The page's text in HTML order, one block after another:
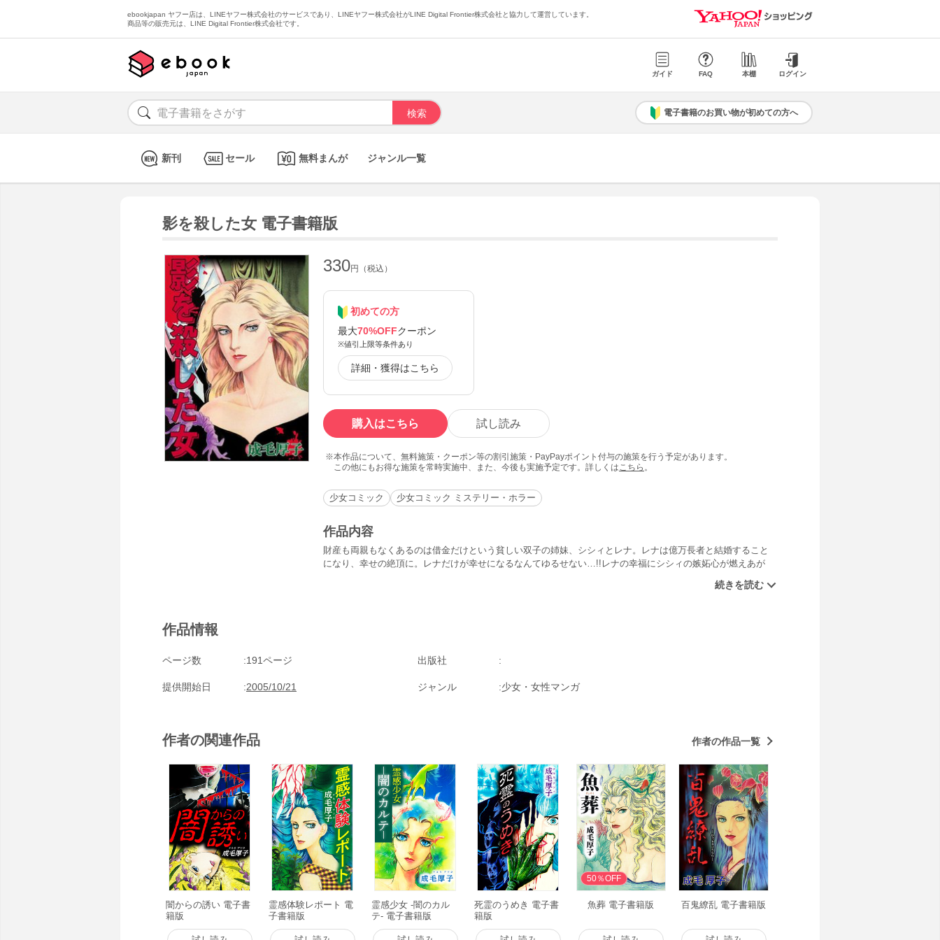
ebookjapan ヤフー店は、LINEヤフー株式会社のサービスであり、LINEヤフー株式会社がLINE Digital Frontier株式会社と協力して運営しています。
商品等の販売元は、LINE Digital Frontier株式会社です。
ガイド FAQ 本棚 ログイン
電子書籍のお買い物が初めての方へ
新刊 セール 無料まんが ジャンル一覧
影を殺した女 電子書籍版
330円（税込）
初めての方
最大70%OFFクーポン
※値引上限等条件あり
詳細・獲得はこちら
購入はこちら 試し読み
本作品について、無料施策・クーポン等の割引施策・PayPayポイント付与の施策を行う予定があります。
この他にもお得な施策を常時実施中、また、今後も実施予定です。詳しくは こちら 。
少女コミック 少女コミック ミステリー・ホラー
作品内容
財産も両親もなくあるのは借金だけという貧しい双子の姉妹、シシィとレナ。レナは億万長者と結婚すること
になり、幸せの絶頂に。レナだけが幸せになるなんてゆるせない…!!レナの幸福にシシィの嫉妬心が燃えあが
作品情報
ページ数 191ページ 出版社
提供開始日 2005/10/21 ジャンル 少女・女性マンガ
作者の関連作品 作者の作品一覧
闇からの誘い 電子書
籍版
霊感体験レポート 電
子書籍版
霊感少女 -闇のカル
テ- 電子書籍版
死霊のうめき 電子書
籍版
50％OFF
魚葬 電子書籍版 百鬼繚乱 電子書籍版